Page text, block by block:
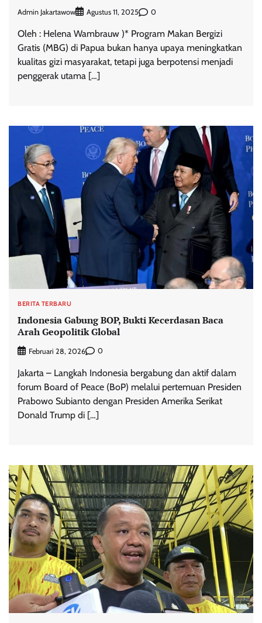
Admin Jakartawow Agustus 11, 2025 0
Oleh : Helena Wambrauw )* Program Makan Bergizi
Gratis (MBG) di Papua bukan hanya upaya meningkatkan
kualitas gizi masyarakat, tetapi juga berpotensi menjadi
penggerak utama […]
BERITA TERBARU
Indonesia Gabung BOP, Bukti Kecerdasan Baca
Arah Geopolitik Global
Februari 28, 2026 0
Jakarta – Langkah Indonesia bergabung dan aktif dalam
forum Board of Peace (BoP) melalui pertemuan Presiden
Prabowo Subianto dengan Presiden Amerika Serikat
Donald Trump di […]